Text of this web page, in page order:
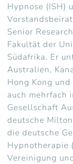
Hypnose (ISH)
Senior
Fakultät der
Südafrika. Er
Australien,
Hong Kong
auch mehrfach
Gesellschaft
deutsche
die deutsche
Hypnotherapie
Vereinigung